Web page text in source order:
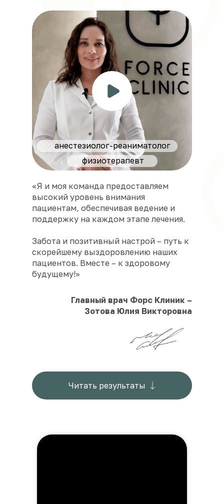
Читать результаты
«Я и моя команда предоставляем
высокий уровень внимания
пациентам, обеспечивая ведение и
поддержку на каждом этапе лечения.
Забота и позитивный настрой – путь к
скорейшему выздоровлению наших
пациентов. Вместе – к здоровому
будущему!»
Главный врач Форс Клиник –
Зотова Юлия Викторовна
физиотерапевт
анестезиолог-реаниматолог